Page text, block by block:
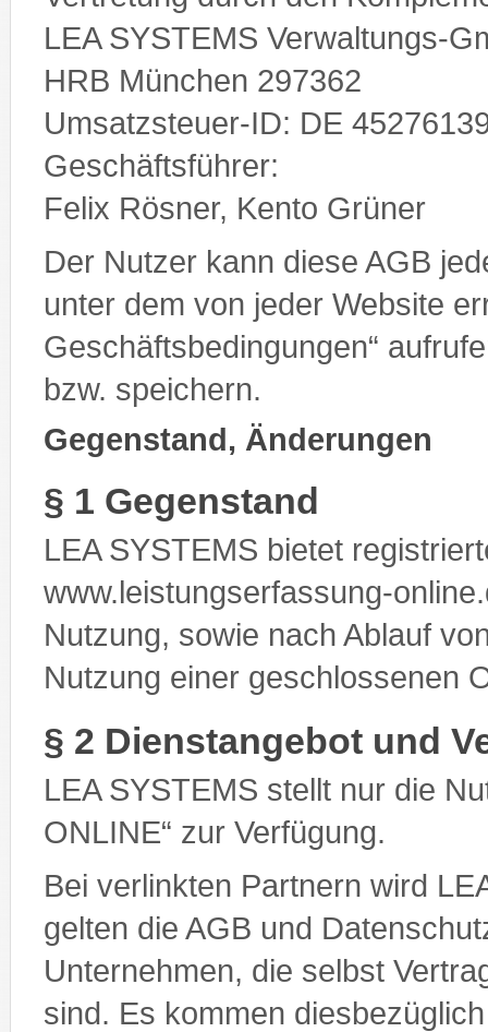
LEA SYSTEMS Verwaltungs-
HRB München 297362
Umsatzsteuer-ID: DE
Geschäftsführer:
Felix Rösner, Kento Grüner
Der Nutzer kann diese AGB
unter dem von jeder Website
Geschäftsbedingungen“
bzw. speichern.
Gegenstand, Änderungen
§ 1 Gegenstand
LEA SYSTEMS bietet
www.leistungserfassung-
Nutzung, sowie nach Ablauf
Nutzung einer geschlossenen
§ 2 Dienstangebot und
LEA SYSTEMS stellt nur die
ONLINE“ zur Verfügung.
Bei verlinkten Partnern wird
gelten die AGB und
Unternehmen, die selbst
sind. Es kommen